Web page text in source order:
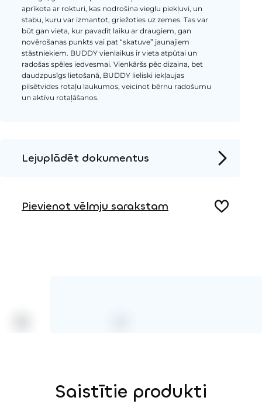
aprīkota ar rokturi, kas nodrošina vieglu piekļuvi, un
stabu, kuru var izmantot, griežoties uz zemes. Tas var
būt gan vieta, kur pavadīt laiku ar draugiem, gan
novērošanas punkts vai pat “skatuve” jaunajiem
stāstniekiem. BUDDY vienlaikus ir vieta atpūtai un
radošas spēles iedvesmai. Vienkāršs pēc dizaina, bet
daudzpusīgs lietošanā, BUDDY lieliski iekļaujas
pilsētvides rotaļu laukumos, veicinot bērnu radošumu
un aktīvu rotaļāšanos.
Lejuplādēt dokumentus
Pievienot vēlmju sarakstam
Saistītie produkti